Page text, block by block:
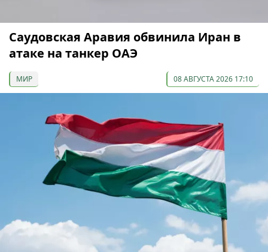
Саудовская Аравия обвинила Иран в
атаке на танкер ОАЭ
МИР 08 АВГУСТА 2026 17:10